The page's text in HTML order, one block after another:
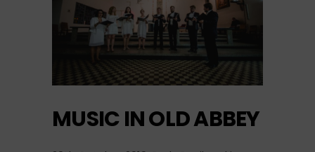
MUSIC IN OLD ABBEY